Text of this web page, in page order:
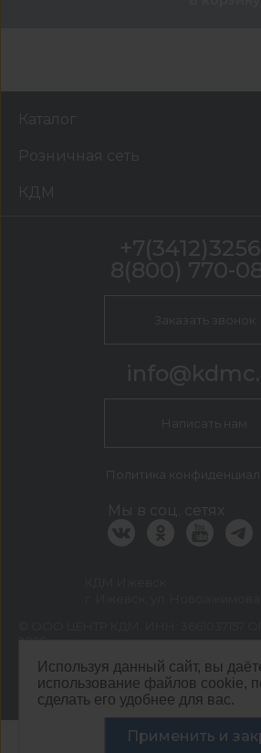
Используя данный сайт, вы
использование файлов cookie,
сделать его удобнее для вас.
Применить и
Каталог
Розничная сеть
КДМ
8(800) 770-
Заказать звонок
Написать нам
Политика
Мы в соц. сетях
2026
Разработка сайта —
«Сибирикс»